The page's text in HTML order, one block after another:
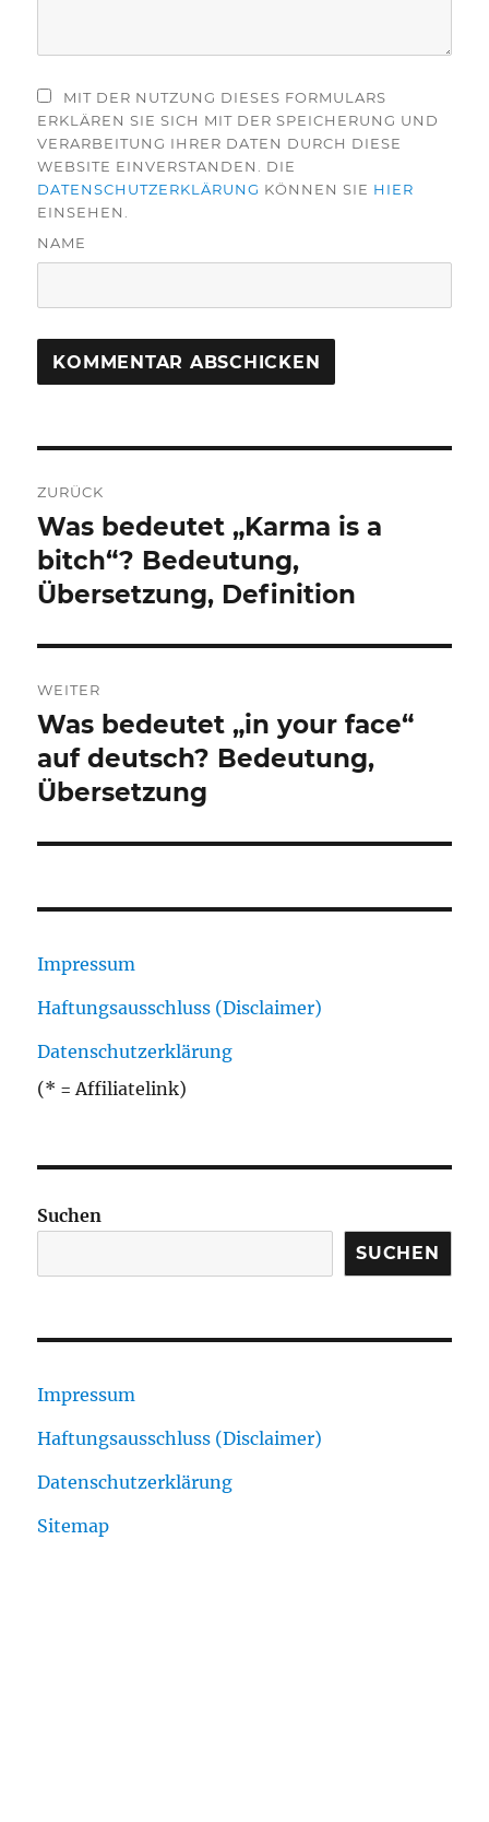
MIT DER NUTZUNG DIESES FORMULARS
ERKLÄREN SIE SICH MIT DER SPEICHERUNG UND
VERARBEITUNG IHRER DATEN DURCH DIESE
WEBSITE EINVERSTANDEN. DIE
DATENSCHUTZERKLÄRUNG KÖNNEN SIE HIER
EINSEHEN.
NAME
ZURÜCK
Vorheriger
Beitrag:
Was bedeutet „Karma is a
bitch“? Bedeutung,
Übersetzung, Definition
WEITER
Nächster
Beitrag:
Was bedeutet „in your face“
auf deutsch? Bedeutung,
Übersetzung
Impressum
Haftungsausschluss (Disclaimer)
Datenschutzerklärung
(* = Affiliatelink)
Suchen
SUCHEN
Impressum
Haftungsausschluss (Disclaimer)
Datenschutzerklärung
Sitemap